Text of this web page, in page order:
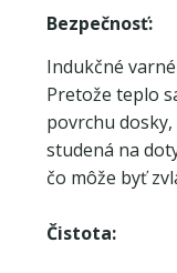
Bezpečnosť:
Indukčné
Pretože teplo
povrchu
studená na
čo môže byť
Čistota: